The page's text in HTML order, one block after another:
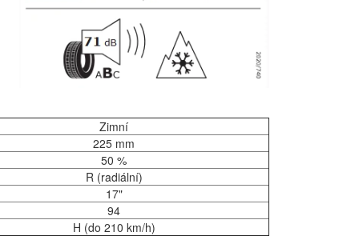
Zimní
225 mm
50 %
R (radiální)
17"
94
H (do 210 km/h)